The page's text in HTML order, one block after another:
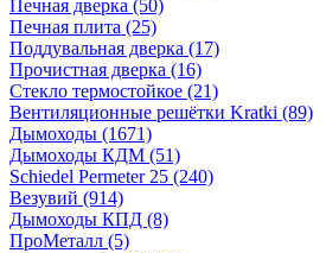
Печная дверка (50)
Печная плита (25)
Поддувальная дверка (17)
Прочистная дверка (16)
Стекло термостойкое (21)
Вентиляционные решётки Kratki (89)
Дымоходы (1671)
Дымоходы КДМ (51)
Schiedel Permeter 25 (240)
Везувий (914)
Дымоходы КПД (8)
ПроМеталл (5)